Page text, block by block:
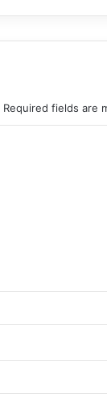
Required fields are